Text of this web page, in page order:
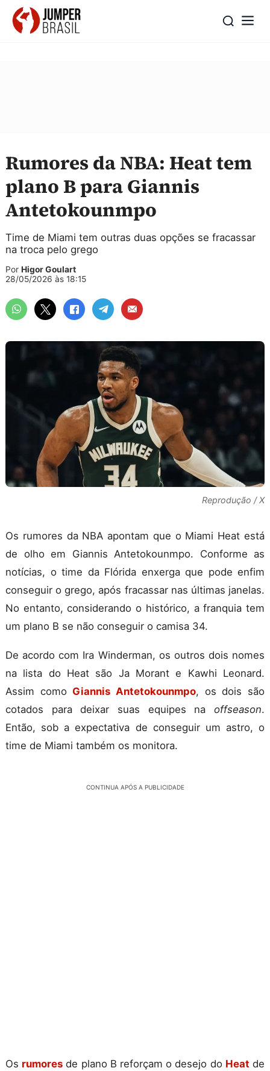
Rumores da NBA: Heat tem
plano B para Giannis
Antetokounmpo
Time de Miami tem outras duas opções se fracassar
na troca pelo grego
Por Higor Goulart
28/05/2026 às 18:15
Reprodução / X
Os rumores da NBA apontam que o Miami Heat está
de olho em Giannis Antetokounmpo. Conforme as
notícias, o time da Flórida enxerga que pode enfim
conseguir o grego, após fracassar nas últimas janelas.
No entanto, considerando o histórico, a franquia tem
um plano B se não conseguir o camisa 34.
De acordo com Ira Winderman, os outros dois nomes
na lista do Heat são Ja Morant e Kawhi Leonard.
Assim como Giannis Antetokounmpo, os dois são
cotados para deixar suas equipes na offseason.
Então, sob a expectativa de conseguir um astro, o
time de Miami também os monitora.
CONTINUA APÓS A PUBLICIDADE
Os rumores de plano B reforçam o desejo do Heat de